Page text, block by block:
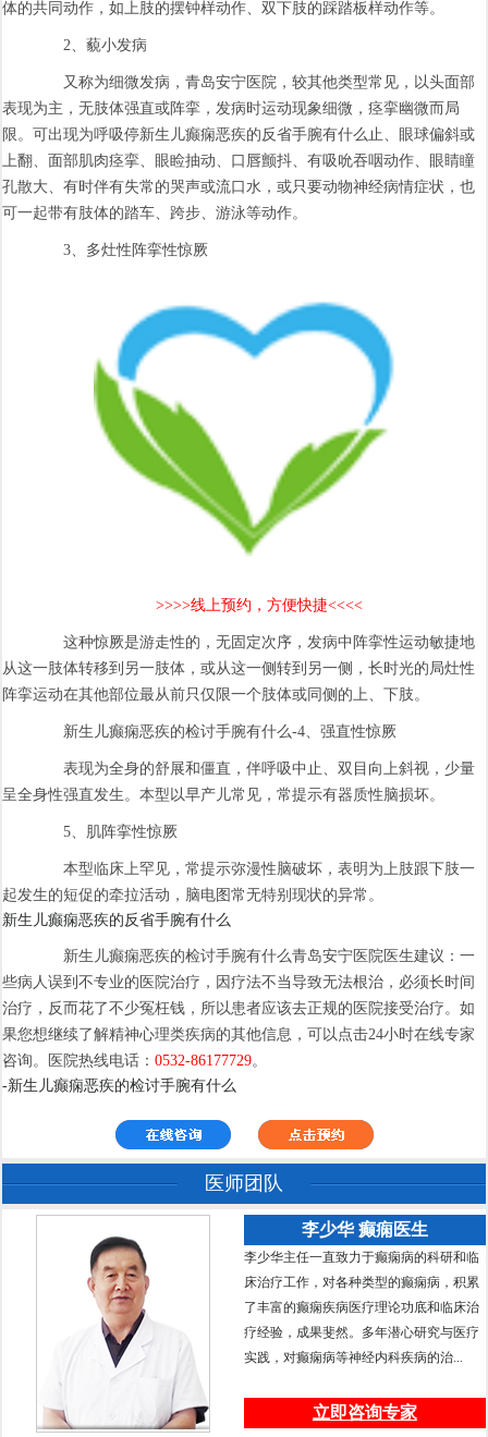
体的共同动作，如上肢的摆钟样动作、双下肢的踩踏板样动作等。
2、藐小发病
又称为细微发病，青岛安宁医院，较其他类型常见，以头面部
表现为主，无肢体强直或阵挛，发病时运动现象细微，痉挛幽微而局
限。可出现为呼吸停新生儿癫痫恶疾的反省手腕有什么止、眼球偏斜或
上翻、面部肌肉痉挛、眼睑抽动、口唇颤抖、有吸吮吞咽动作、眼睛瞳
孔散大、有时伴有失常的哭声或流口水，或只要动物神经病情症状，也
可一起带有肢体的踏车、跨步、游泳等动作。
3、多灶性阵挛性惊厥
>>>>线上预约，方便快捷<<<<
这种惊厥是游走性的，无固定次序，发病中阵挛性运动敏捷地
从这一肢体转移到另一肢体，或从这一侧转到另一侧，长时光的局灶性
阵挛运动在其他部位最从前只仅限一个肢体或同侧的上、下肢。
新生儿癫痫恶疾的检讨手腕有什么-4、强直性惊厥
表现为全身的舒展和僵直，伴呼吸中止、双目向上斜视，少量
呈全身性强直发生。本型以早产儿常见，常提示有器质性脑损坏。
5、肌阵挛性惊厥
本型临床上罕见，常提示弥漫性脑破坏，表明为上肢跟下肢一
起发生的短促的牵拉活动，脑电图常无特别现状的异常。
新生儿癫痫恶疾的反省手腕有什么
新生儿癫痫恶疾的检讨手腕有什么青岛安宁医院医生建议：一
些病人误到不专业的医院治疗，因疗法不当导致无法根治，必须长时间
治疗，反而花了不少冤枉钱，所以患者应该去正规的医院接受治疗。如
果您想继续了解精神心理类疾病的其他信息，可以点击24小时在线专家
咨询。医院热线电话：0532-86177729。
-新生儿癫痫恶疾的检讨手腕有什么
医师团队
李少华 癫痫医生
李少华主任一直致力于癫痫病的科研和临
床治疗工作，对各种类型的癫痫病，积累
了丰富的癫痫疾病医疗理论功底和临床治
疗经验，成果斐然。多年潜心研究与医疗
实践，对癫痫病等神经内科疾病的治...
立即咨询专家